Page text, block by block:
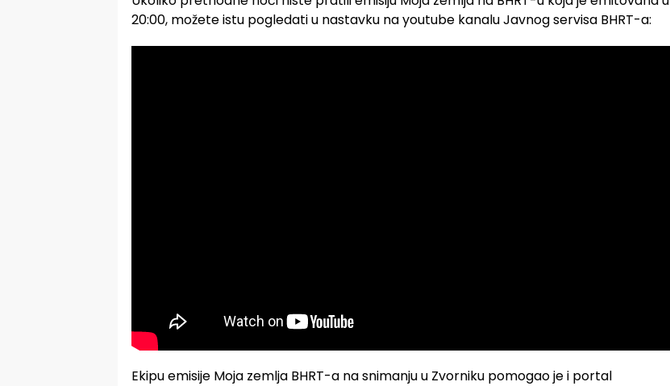
20:00, možete istu pogledati u nastavku na youtube kanalu Javnog servisa BHRT-a:
Ekipu emisije Moja zemlja BHRT-a na snimanju u Zvorniku pomogao je i portal